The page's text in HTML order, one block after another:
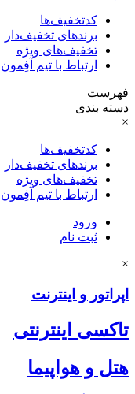
کدتخفیف‌ها
برندهای تخفیف‌دار
تخفیف‌های ویژه
ارتباط با تیم آفِمون
فهرست
دسته بندی
×
کدتخفیف‌ها
برندهای تخفیف‌دار
تخفیف‌های ویژه
ارتباط با تیم آفِمون
ورود
ثبت نام
×
اپراتور و اینترنت
تاکسی اینترنتی
هتل و هواپیما